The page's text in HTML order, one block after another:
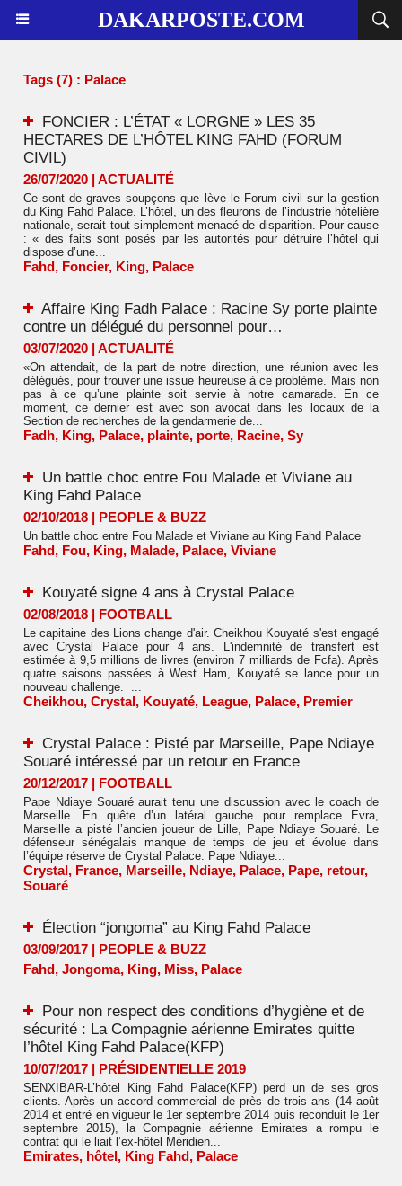
DAKARPOSTE.COM
Tags (7) : Palace
FONCIER : L’ÉTAT « LORGNE » LES 35
HECTARES DE L’HÔTEL KING FAHD (FORUM
CIVIL)
26/07/2020 | ACTUALITÉ
Ce sont de graves soupçons que lève le Forum civil sur la gestion
du King Fahd Palace. L’hôtel, un des fleurons de l’industrie hôtelière
nationale, serait tout simplement menacé de disparition. Pour cause
: « des faits sont posés par les autorités pour détruire l’hôtel qui
dispose d’une...
Fahd, Foncier, King, Palace
Affaire King Fadh Palace : Racine Sy porte plainte
contre un délégué du personnel pour…
03/07/2020 | ACTUALITÉ
«On attendait, de la part de notre direction, une réunion avec les
délégués, pour trouver une issue heureuse à ce problème. Mais non
pas à ce qu’une plainte soit servie à notre camarade. En ce
moment, ce dernier est avec son avocat dans les locaux de la
Section de recherches de la gendarmerie de...
Fadh, King, Palace, plainte, porte, Racine, Sy
Un battle choc entre Fou Malade et Viviane au
King Fahd Palace
02/10/2018 | PEOPLE & BUZZ
Un battle choc entre Fou Malade et Viviane au King Fahd Palace
Fahd, Fou, King, Malade, Palace, Viviane
Kouyaté signe 4 ans à Crystal Palace
02/08/2018 | FOOTBALL
Le capitaine des Lions change d'air. Cheikhou Kouyaté s'est engagé
avec Crystal Palace pour 4 ans. L'indemnité de transfert est
estimée à 9,5 millions de livres (environ 7 milliards de Fcfa). Après
quatre saisons passées à West Ham, Kouyaté se lance pour un
nouveau challenge. ...
Cheikhou, Crystal, Kouyaté, League, Palace, Premier
Crystal Palace : Pisté par Marseille, Pape Ndiaye
Souaré intéressé par un retour en France
20/12/2017 | FOOTBALL
Pape Ndiaye Souaré aurait tenu une discussion avec le coach de
Marseille. En quête d’un latéral gauche pour remplace Evra,
Marseille a pisté l’ancien joueur de Lille, Pape Ndiaye Souaré. Le
défenseur sénégalais manque de temps de jeu et évolue dans
l’équipe réserve de Crystal Palace. Pape Ndiaye...
Crystal, France, Marseille, Ndiaye, Palace, Pape, retour,
Souaré
Élection “jongoma” au King Fahd Palace
03/09/2017 | PEOPLE & BUZZ
Fahd, Jongoma, King, Miss, Palace
Pour non respect des conditions d’hygiène et de
sécurité : La Compagnie aérienne Emirates quitte
l’hôtel King Fahd Palace(KFP)
10/07/2017 | PRÉSIDENTIELLE 2019
SENXIBAR-L’hôtel King Fahd Palace(KFP) perd un de ses gros
clients. Après un accord commercial de près de trois ans (14 août
2014 et entré en vigueur le 1er septembre 2014 puis reconduit le 1er
septembre 2015), la Compagnie aérienne Emirates a rompu le
contrat qui le liait l’ex-hôtel Méridien...
Emirates, hôtel, King Fahd, Palace